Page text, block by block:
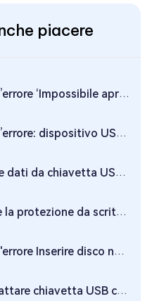
piacere
aprire l'unità USB’ su Windows 10?
USB non riconosciuto?
USB danneggiata o rotta?
da scrittura da USB su Windows 10?
disco nell'unità USB?
chiavetta USB con Mac?